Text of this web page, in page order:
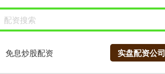
免息炒股配资 实盘配资公司